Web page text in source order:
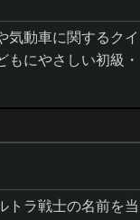
気動車に関するクイ
にやさしい初級・
ラ戦士の名前を当